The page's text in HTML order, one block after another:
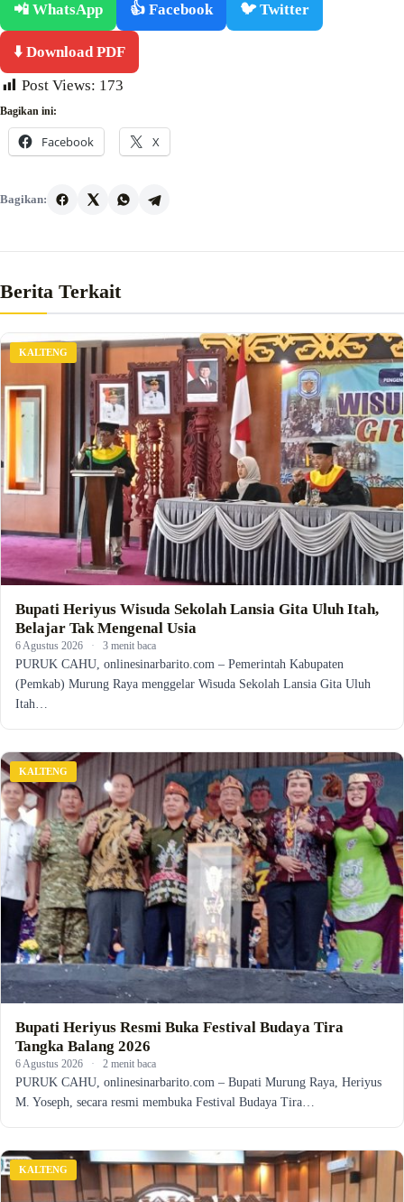
📲 WhatsApp 👍 Facebook 🐦 Twitter
⬇️ Download PDF
Post Views: 173
Bagikan ini:
Facebook X
Bagikan:
Berita Terkait
KALTENG
Bupati Heriyus Wisuda Sekolah Lansia Gita Uluh Itah,
Belajar Tak Mengenal Usia
6 Agustus 2026 · 3 menit baca
PURUK CAHU, onlinesinarbarito.com – Pemerintah Kabupaten
(Pemkab) Murung Raya menggelar Wisuda Sekolah Lansia Gita Uluh
Itah…
KALTENG
Bupati Heriyus Resmi Buka Festival Budaya Tira
Tangka Balang 2026
6 Agustus 2026 · 2 menit baca
PURUK CAHU, onlinesinarbarito.com – Bupati Murung Raya, Heriyus
M. Yoseph, secara resmi membuka Festival Budaya Tira…
KALTENG